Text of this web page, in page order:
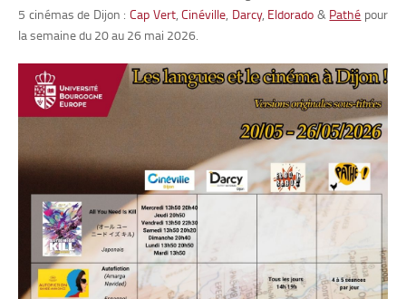
5 cinémas de Dijon : Cap Vert,Cinéville Darcy, Eldorado & Pathé pour
la semaine du 20 au 26 mai 2026.